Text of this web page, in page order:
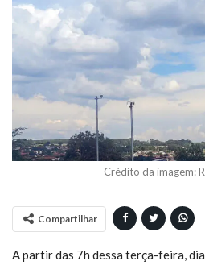
Crédito da imagem:
Compartilhar
A partir das 7h dessa terça-feira,